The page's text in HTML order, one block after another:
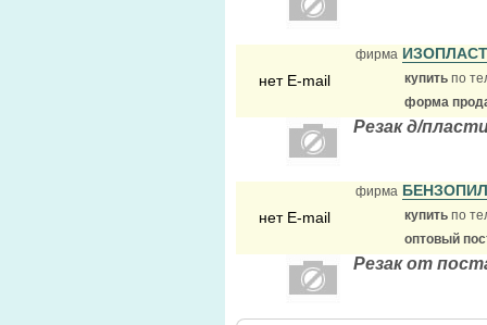
нет E-mail
фирма
купить по
форма
Резак д/
нет E-mail
фирма
купить по
оптовый
Резак от